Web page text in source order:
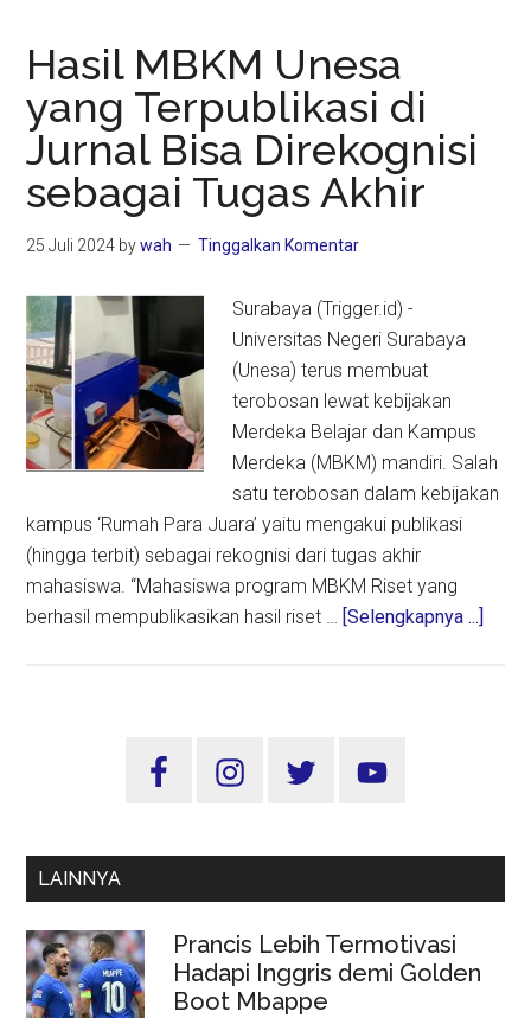
Hasil MBKM Unesa
yang Terpublikasi di
Jurnal Bisa Direkognisi
sebagai Tugas Akhir
25 Juli 2024 bywah Tinggalkan Komentar
Surabaya (Trigger.id) -
Universitas Negeri Surabaya
(Unesa) terus membuat
terobosan lewat kebijakan
Merdeka Belajar dan Kampus
Merdeka (MBKM) mandiri. Salah
satu terobosan dalam kebijakan
kampus ‘Rumah Para Juara’ yaitu mengakui publikasi
(hingga terbit) sebagai rekognisi dari tugas akhir
mahasiswa. “Mahasiswa program MBKM Riset yang
berhasil mempublikasikan hasil riset … [Selengkapnya ...]
Bisa
Sidebar
LAINNYA
Prancis Lebih Termotivasi
Hadapi Inggris demi Golden
Boot Mbappe